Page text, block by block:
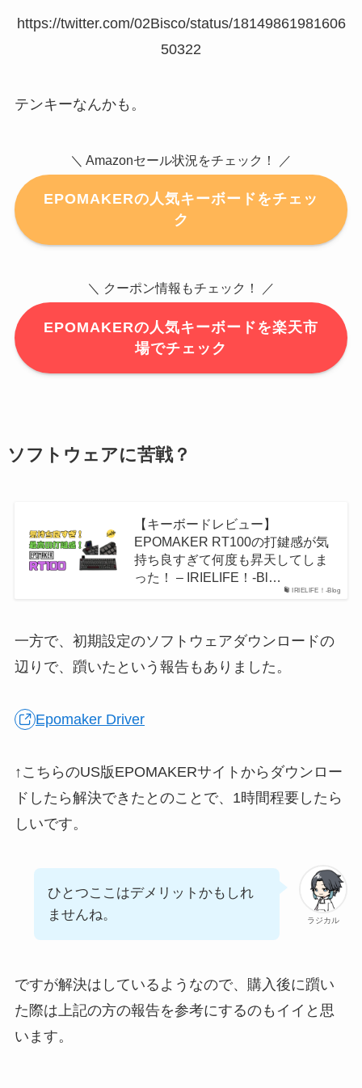
https://twitter.com/02Bisco/status/18149861981606
50322
テンキーなんかも。
＼ Amazonセール状況をチェック！ ／
EPOMAKERの人気キーボードをチェッ
ク
＼ クーポン情報もチェック！ ／
EPOMAKERの人気キーボードを楽天市
場でチェック
ソフトウェアに苦戦？
IRIELIFE！-Blog
【キーボードレビュー】
EPOMAKER RT100の打鍵感が気
持ち良すぎて何度も昇天してしま
った！ – IRIELIFE！-Bl…
一方で、初期設定のソフトウェアダウンロードの
辺りで、躓いたという報告もありました。
Epomaker Driver
↑こちらのUS版EPOMAKERサイトからダウンロー
ドしたら解決できたとのことで、1時間程要したら
しいです。
ラジカル
ひとつここはデメリットかもしれ
ませんね。
ですが解決はしているようなので、購入後に躓い
た際は上記の方の報告を参考にするのもイイと思
います。